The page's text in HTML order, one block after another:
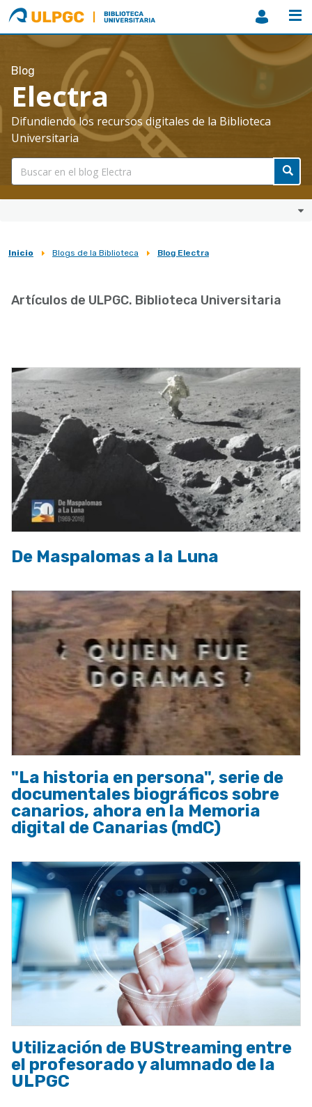
ULPGC
Biblioteca
ULPGC
Blog
Electra
Difundiendo los recursos digitales de la Biblioteca
Universitaria
Sobrescribir
de
la
navegación
Inicio Blogs de la Biblioteca Blog Electra
Artículos de ULPGC. Biblioteca Universitaria
De Maspalomas a la Luna
"La historia en persona", serie de
documentales biográficos sobre
canarios, ahora en la Memoria
digital de Canarias (mdC)
Utilización de BUStreaming entre
el profesorado y alumnado de la
ULPGC